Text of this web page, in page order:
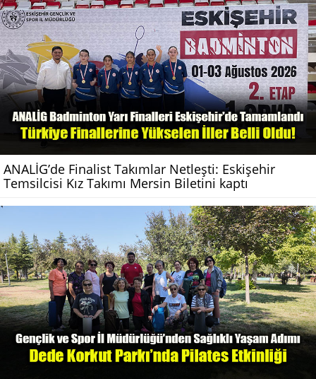
ANALİG’de Finalist Takımlar Netleşti: Eskişehir
Temsilcisi Kız Takımı Mersin Biletini kaptı